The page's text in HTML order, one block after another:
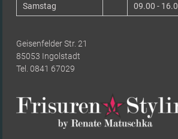
Samstag
09.00 -
Geisenfelder Str. 21
85053 Ingolstadt
Tel. 0841 67029